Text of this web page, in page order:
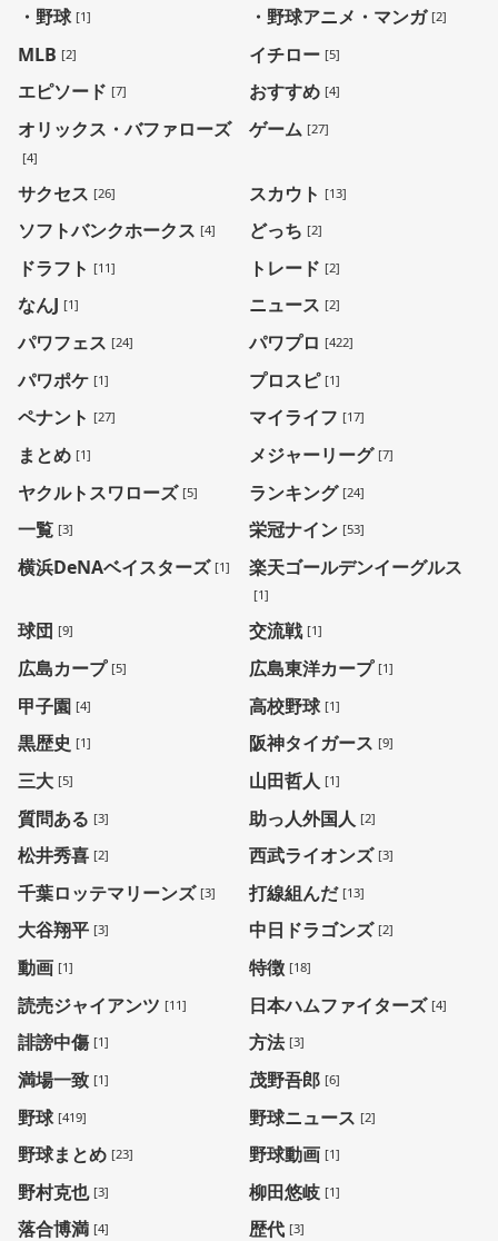
・野球 [1] ・野球アニメ・マンガ [2]
MLB [2] イチロー [5]
エピソード [7] おすすめ [4]
オリックス・バファローズ
[4]
ゲーム [27]
サクセス [26] スカウト [13]
ソフトバンクホークス [4] どっち [2]
ドラフト [11] トレード [2]
なんJ [1] ニュース [2]
パワフェス [24] パワプロ [422]
パワポケ [1] プロスピ [1]
ペナント [27] マイライフ [17]
まとめ [1] メジャーリーグ [7]
ヤクルトスワローズ [5] ランキング [24]
一覧 [3] 栄冠ナイン [53]
横浜DeNAベイスターズ [1] 楽天ゴールデンイーグルス
[1]
球団 [9] 交流戦 [1]
広島カープ [5] 広島東洋カープ [1]
甲子園 [4] 高校野球 [1]
黒歴史 [1] 阪神タイガース [9]
三大 [5] 山田哲人 [1]
質問ある [3] 助っ人外国人 [2]
松井秀喜 [2] 西武ライオンズ [3]
千葉ロッテマリーンズ [3] 打線組んだ [13]
大谷翔平 [3] 中日ドラゴンズ [2]
動画 [1] 特徴 [18]
読売ジャイアンツ [11] 日本ハムファイターズ [4]
誹謗中傷 [1] 方法 [3]
満場一致 [1] 茂野吾郎 [6]
野球 [419] 野球ニュース [2]
野球まとめ [23] 野球動画 [1]
野村克也 [3] 柳田悠岐 [1]
落合博満 [4] 歴代 [3]